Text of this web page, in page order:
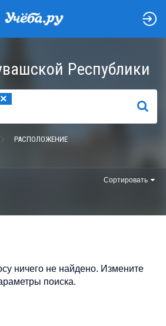
Республики
×
НАЙТИ
РАСПОЛОЖЕНИЕ
Сортировать
ничего не найдено. Измените
поиска.